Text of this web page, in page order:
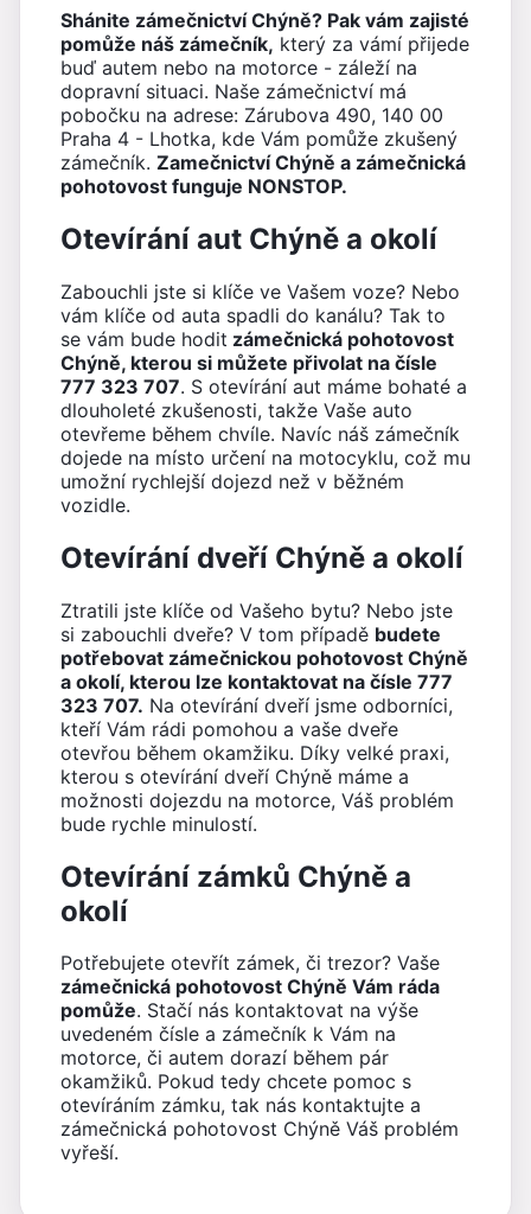
Shánite zámečnictví Chýně? Pak vám zajisté
pomůže náš zámečník, který za vámí přijede
buď autem nebo na motorce - záleží na
dopravní situaci. Naše zámečnictví má
pobočku na adrese: Zárubova 490, 140 00
Praha 4 - Lhotka, kde Vám pomůže zkušený
zámečník. Zamečnictví Chýně a zámečnická
pohotovost funguje NONSTOP.
Otevírání aut Chýně a okolí
Zabouchli jste si klíče ve Vašem voze? Nebo
vám klíče od auta spadli do kanálu? Tak to
se vám bude hodit zámečnická pohotovost
Chýně, kterou si můžete přivolat na čísle
777 323 707. S otevírání aut máme bohaté a
dlouholeté zkušenosti, takže Vaše auto
otevřeme během chvíle. Navíc náš zámečník
dojede na místo určení na motocyklu, což mu
umožní rychlejší dojezd než v běžném
vozidle.
Otevírání dveří Chýně a okolí
Ztratili jste klíče od Vašeho bytu? Nebo jste
si zabouchli dveře? V tom případě budete
potřebovat zámečnickou pohotovost Chýně
a okolí, kterou lze kontaktovat na čísle 777
323 707. Na otevírání dveří jsme odborníci,
kteří Vám rádi pomohou a vaše dveře
otevřou během okamžiku. Díky velké praxi,
kterou s otevírání dveří Chýně máme a
možnosti dojezdu na motorce, Váš problém
bude rychle minulostí.
Otevírání zámků Chýně a
okolí
Potřebujete otevřít zámek, či trezor? Vaše
zámečnická pohotovost Chýně Vám ráda
pomůže. Stačí nás kontaktovat na výše
uvedeném čísle a zámečník k Vám na
motorce, či autem dorazí během pár
okamžiků. Pokud tedy chcete pomoc s
otevíráním zámku, tak nás kontaktujte a
zámečnická pohotovost Chýně Váš problém
vyřeší.